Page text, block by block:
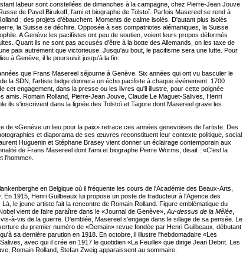
labeur sont constellées de dimanches à la campagne, chez Pierre-Jean Jouve
de Pavel Birukoff, l'ami et biographe de Tolstoï. Parfois Masereel se rend à
; des projets d'ébauchent. Moments de calme isolés. D'autant plus isolés
la Suisse se déchire. Opposée à ses compatriotes alémaniques, la Suisse
A Genève les pacifistes ont peu de soutien, voient leurs propos déformés
Quant ils ne sont pas accusés d'être à la botte des Allemands, on les taxe de
paix autrement que victorieuse. Jusqu'au bout, le pacifisme sera une lutte. Pour
à Genève, il le poursuivit jusqu'à la fin.
que Frans Masereel séjourne à Genève. Six années qui ont vu basculer le
la SDN, l'artiste belge donnera un écho pacifiste à chaque événement. 1700
cet engagement, dans la presse ou les livres qu'il illustre, pour cette poignée
amis. Romain Rolland, Pierre-Jean Jouve, Claude Le Maguet-Salives, Henri
ils s'inscrivent dans la lignée des Tolstoï et Tagore dont Masereel grave les
de «Genève un lieu pour la paix» retrace ces années genevoises de l'artiste. Des
et diaporama de ses œuvres reconstituent leur contexte politique, social
Huguenin et Stéphane Brasey vient donner un éclairage contemporain aux
de Frans Masereel dont l'ami et biographe Pierre Worms, disait : «C'est la
l'homme».
en Belgique où il fréquente les cours de l'Académie des Beaux-Arts,
En 1915, Henri Guilbeaux lui propose un poste de traducteur à l'Agence des
le jeune artiste fait la rencontre de Romain Rolland. Figure emblématique du
vient de faire paraître dans le «Journal de Genève», Au-dessus de la Mêlée
à-vis de la guerre. D'emblée, Masereel s'engage dans le sillage de sa pensée. Le
du premier numéro de «Demain» revue fondée par Henri Guilbeaux, débutant
sa dernière parution en 1918. En octobre, il illustre l'hebdomadaire «Les
avec qui il crée en 1917 le quotidien «La Feuille» que dirige Jean Debrit. Les
Romain Rolland, Stefan Zweig apparaissent au sommaire.